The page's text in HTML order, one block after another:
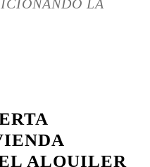
LA
ALQUILER